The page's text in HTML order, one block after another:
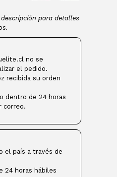
para detalles
no se
el pedido.
recibida su orden
dentro de 24 horas
correo.
el país a través de
24 horas hábiles